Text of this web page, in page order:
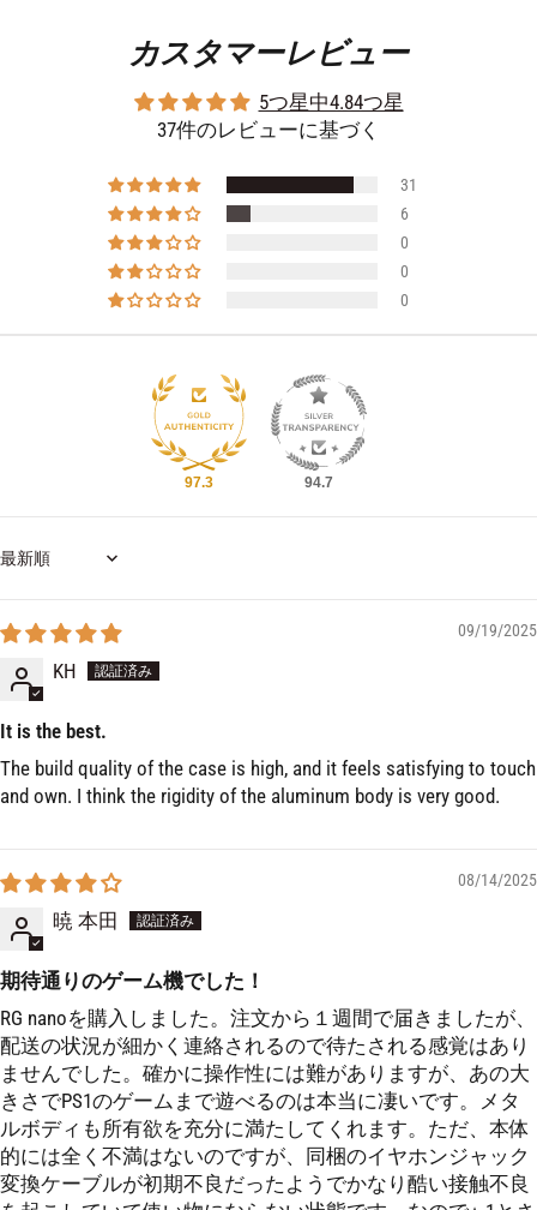
カスタマーレビュー
5つ星中4.84つ星
37件のレビューに基づく
31
6
0
0
0
97.3 94.7
Sort by
09/19/2025
KH
It is the best.
The build quality of the case is high, and it feels satisfying to touch
and own. I think the rigidity of the aluminum body is very good.
08/14/2025
暁 本田
期待通りのゲーム機でした！
RG nanoを購入しました。注文から１週間で届きましたが、
配送の状況が細かく連絡されるので待たされる感覚はあり
ませんでした。確かに操作性には難がありますが、あの大
きさでPS1のゲームまで遊べるのは本当に凄いです。メタ
ルボディも所有欲を充分に満たしてくれます。ただ、本体
的には全く不満はないのですが、同梱のイヤホンジャック
変換ケーブルが初期不良だったようでかなり酷い接触不良